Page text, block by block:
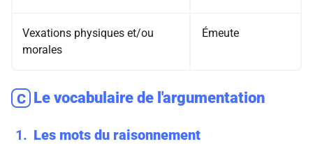
Vexations physiques et/ou
morales
Émeute
C Le vocabulaire de l'argumentation
1 Les mots du raisonnement